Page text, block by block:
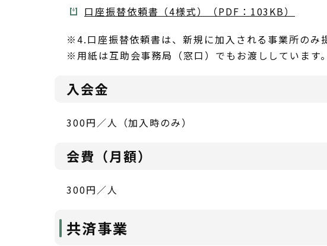
口座振替依頼書（4様式）（PDF：103KB）
※4.口座振替依頼書は、新規に加入される事業所のみ
※用紙は互助会事務局（窓口）でもお渡ししています。
入会金
300円／人（加入時のみ）
会費（月額）
300円／人
共済事業